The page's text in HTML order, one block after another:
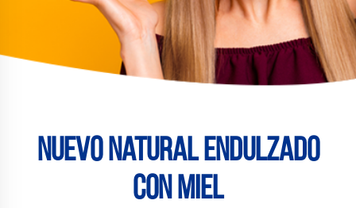
Nuevo Natural Endulzado
con miel